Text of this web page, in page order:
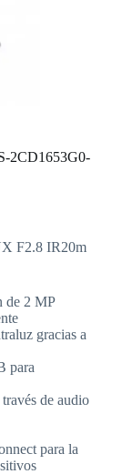
2CD1653G0-
F2.8 IR20m
de 2 MP
gracias a
para
de audio
para la